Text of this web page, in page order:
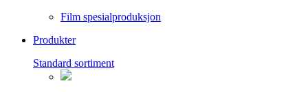
Film spesialproduksjon
Produkter
Standard sortiment